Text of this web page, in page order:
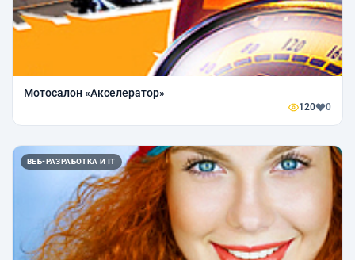
Мотосалон «Акселератор»
120 0
ВЕБ-РАЗРАБОТКА И IT